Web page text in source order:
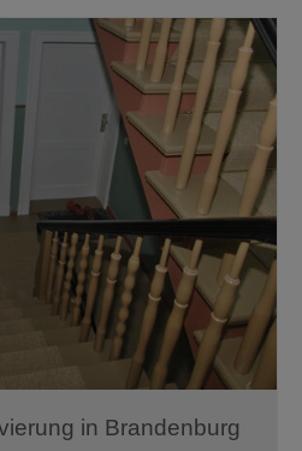
in Brandenburg